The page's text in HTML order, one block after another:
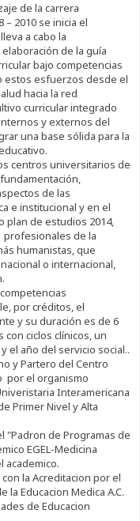
de la carrera
2010 se inicia el
a cabo la
de la guía
bajo competencias
estos esfuerzos desde el
hacia la red
curricular integrado
y externos del
una base sólida para la
centros universitarios de
de las
e institucional y en el
plan de estudios 2014,
de la
humanistas, que
o internacional,
por créditos, el
y su duración es de 6
con ciclos clínicos, un
el año del servicio social..
y Partero del Centro
por el organismo
Interamericana
Primer Nivel y Alta
"Padron de Programas de
EGEL-Medicina
academico.
la Acreditacion por el
la Educacion Medica A.C.
de Educacion